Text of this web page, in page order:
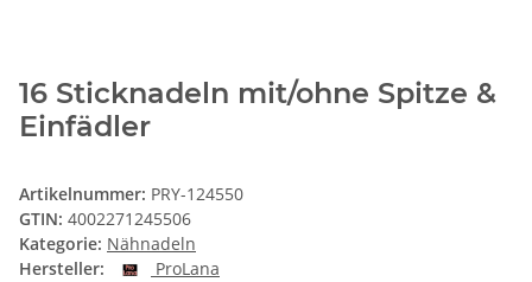
16 Sticknadeln mit/ohne Spitze &
Einfädler
Artikelnummer: PRY-124550
GTIN: 4002271245506
Kategorie: Nähnadeln
Hersteller:
ProLana